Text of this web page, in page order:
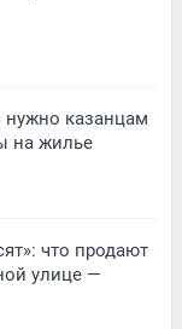
казанцам
на жилье
что продают
улице —